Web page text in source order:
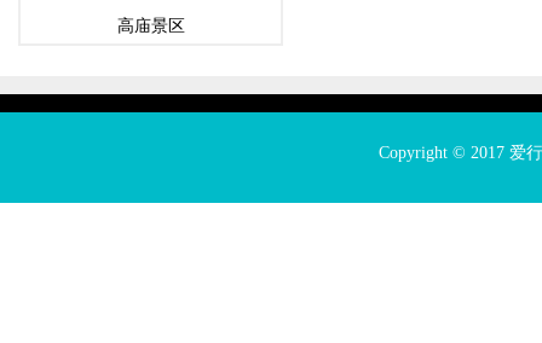
高庙景区
Copyright © 2017 爱